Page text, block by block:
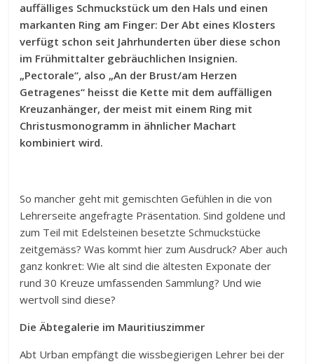
auffälliges Schmuckstück um den Hals und einen
markanten Ring am Finger: Der Abt eines Klosters
verfügt schon seit Jahrhunderten über diese schon
im Frühmittalter gebräuchlichen Insignien.
„Pectorale“, also „An der Brust/am Herzen
Getragenes“ heisst die Kette mit dem auffälligen
Kreuzanhänger, der meist mit einem Ring mit
Christusmonogramm in ähnlicher Machart
kombiniert wird.
So mancher geht mit gemischten Gefühlen in die von
Lehrerseite angefragte Präsentation. Sind goldene und
zum Teil mit Edelsteinen besetzte Schmuckstücke
zeitgemäss? Was kommt hier zum Ausdruck? Aber auch
ganz konkret: Wie alt sind die ältesten Exponate der
rund 30 Kreuze umfassenden Sammlung? Und wie
wertvoll sind diese?
Die Äbtegalerie im Mauritiuszimmer
Abt Urban empfängt die wissbegierigen Lehrer bei der